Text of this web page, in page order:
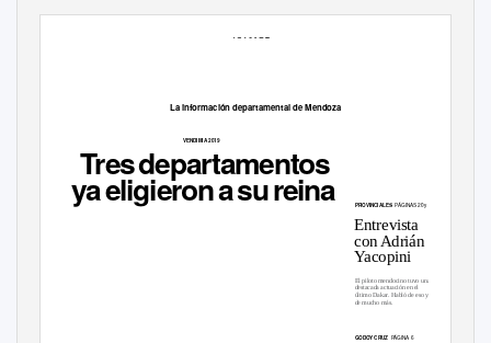
La información departamental de Mendoza
VENDIMIA 2019
Tresdepartamentos
yaeligieronasureina PROVINCIALESPÁGINAS 20 y 21
Entrevista
con Adrián
Yacopini
El piloto mendocino tuvo una
destacada actuación en el
último Dakar. Habló de eso y
de mucho más.
GODOY CRUZ PÁGINA 6